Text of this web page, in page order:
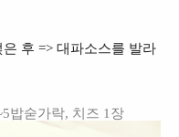
후 => 대파소스를 발라
밥숟가락, 치즈 1장